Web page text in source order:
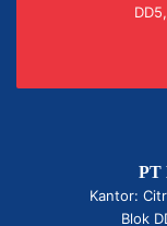
PT
Kantor:
Blok